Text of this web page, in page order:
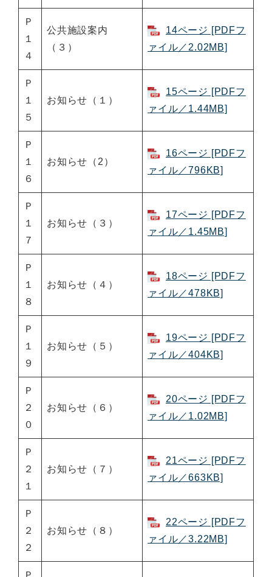
Ｐ
１
４
公共施設案内
（３）
14ページ [PDFフ
ァイル／2.02MB]
Ｐ
１
５
お知らせ（１）
15ページ [PDFフ
ァイル／1.44MB]
Ｐ
１
６
お知らせ（2）
16ページ [PDFフ
ァイル／796KB]
Ｐ
１
７
お知らせ（３）
17ページ [PDFフ
ァイル／1.45MB]
Ｐ
１
８
お知らせ（４）
18ページ [PDFフ
ァイル／478KB]
Ｐ
１
９
お知らせ（５）
19ページ [PDFフ
ァイル／404KB]
Ｐ
２
０
お知らせ（６）
20ページ [PDFフ
ァイル／1.02MB]
Ｐ
２
１
お知らせ（７）
21ページ [PDFフ
ァイル／663KB]
Ｐ
２
２
お知らせ（８）
22ページ [PDFフ
ァイル／3.22MB]
Ｐ